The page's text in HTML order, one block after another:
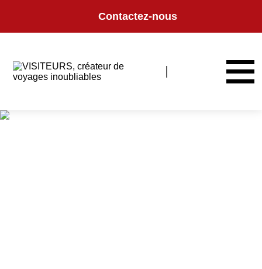
Contactez-nous